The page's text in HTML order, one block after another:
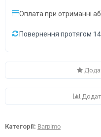
Оплата при отриманні
Повернення протягом 14
Категорії: Barpimo